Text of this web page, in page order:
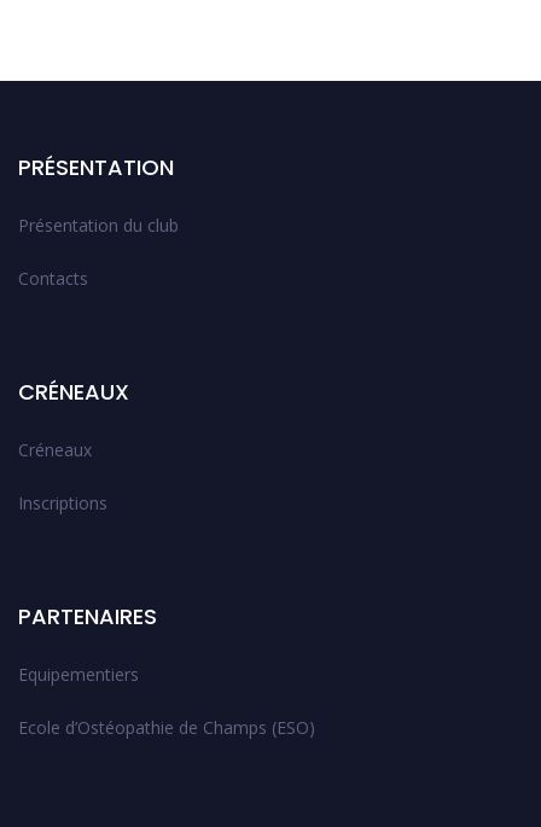
PRÉSENTATION
Présentation du club
Contacts
CRÉNEAUX
Créneaux
Inscriptions
PARTENAIRES
Equipementiers
Ecole d’Ostéopathie de Champs (ESO)